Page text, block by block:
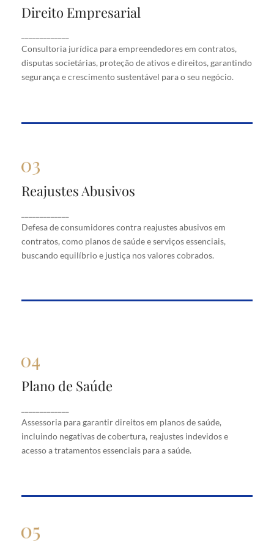
Direito Empresarial
Consultoria jurídica para empreendedores em contratos,
disputas societárias, proteção de ativos e direitos, garantindo
segurança e crescimento sustentável para o seu negócio.
Direito Empresarial
contratos, disputas societárias, proteção de ativos
e direitos, garantindo segurança e crescimento
sustentável para o seu negócio.
Reajustes Abusivos
Defesa de consumidores contra reajustes abusivos em
contratos, como planos de saúde e serviços essenciais,
buscando equilíbrio e justiça nos valores cobrados.
Reajustes Abusivos
em contratos, como planos de saúde e serviços
essenciais, buscando equilíbrio e justiça nos valores
cobrados.
Plano de Saúde
Assessoria para garantir direitos em planos de saúde,
incluindo negativas de cobertura, reajustes indevidos e
acesso a tratamentos essenciais para a saúde.
Plano de Saúde
saúde, incluindo negativas de cobertura, reajustes
indevidos e acesso a tratamentos essenciais para a
saúde.